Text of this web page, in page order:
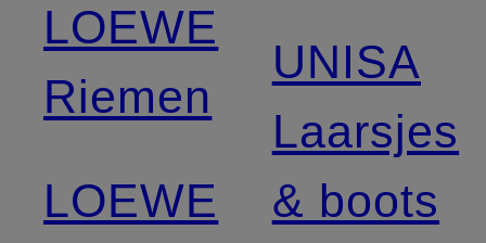
LOEWE
Riemen
LOEWE
UNISA
Laarsjes
& boots